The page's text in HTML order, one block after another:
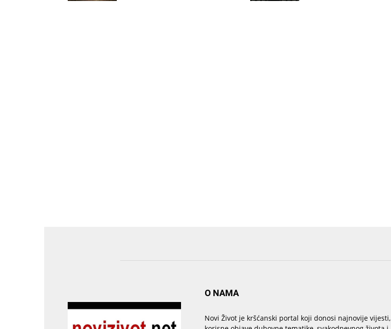
O NAMA
Novi Život je kršćanski portal koji donosi najnovije vijesti,